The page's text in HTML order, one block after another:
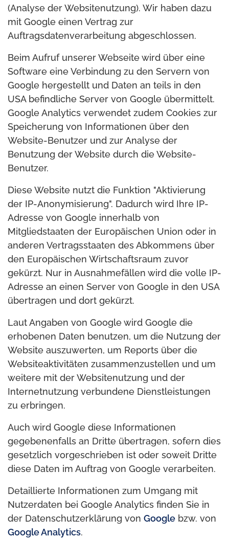
(Analyse der Websitenutzung). Wir haben dazu
mit Google einen Vertrag zur
Auftragsdatenverarbeitung abgeschlossen.
Beim Aufruf unserer Webseite wird über eine
Software eine Verbindung zu den Servern von
Google hergestellt und Daten an teils in den
USA befindliche Server von Google übermittelt.
Google Analytics verwendet zudem Cookies zur
Speicherung von Informationen über den
Website-Benutzer und zur Analyse der
Benutzung der Website durch die Website-
Benutzer.
Diese Website nutzt die Funktion "Aktivierung
der IP-Anonymisierung". Dadurch wird Ihre IP-
Adresse von Google innerhalb von
Mitgliedstaaten der Europäischen Union oder in
anderen Vertragsstaaten des Abkommens über
den Europäischen Wirtschaftsraum zuvor
gekürzt. Nur in Ausnahmefällen wird die volle IP-
Adresse an einen Server von Google in den USA
übertragen und dort gekürzt.
Laut Angaben von Google wird Google die
erhobenen Daten benutzen, um die Nutzung der
Website auszuwerten, um Reports über die
Websiteaktivitäten zusammenzustellen und um
weitere mit der Websitenutzung und der
Internetnutzung verbundene Dienstleistungen
zu erbringen.
Auch wird Google diese Informationen
gegebenenfalls an Dritte übertragen, sofern dies
gesetzlich vorgeschrieben ist oder soweit Dritte
diese Daten im Auftrag von Google verarbeiten.
Detaillierte Informationen zum Umgang mit
Nutzerdaten bei Google Analytics finden Sie in
der Datenschutzerklärung von Google bzw. von
Google Analytics.